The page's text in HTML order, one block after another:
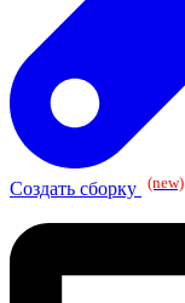
Создать сборку (new)